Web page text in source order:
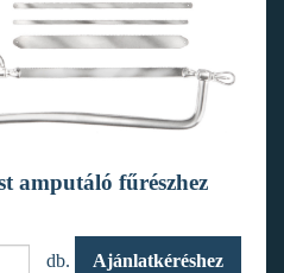
amputáló fűrészhez
db. Ajánlatkéréshez